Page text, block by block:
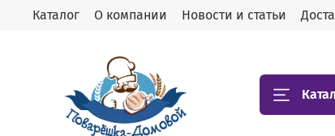
Каталог О компании Новости и статьи